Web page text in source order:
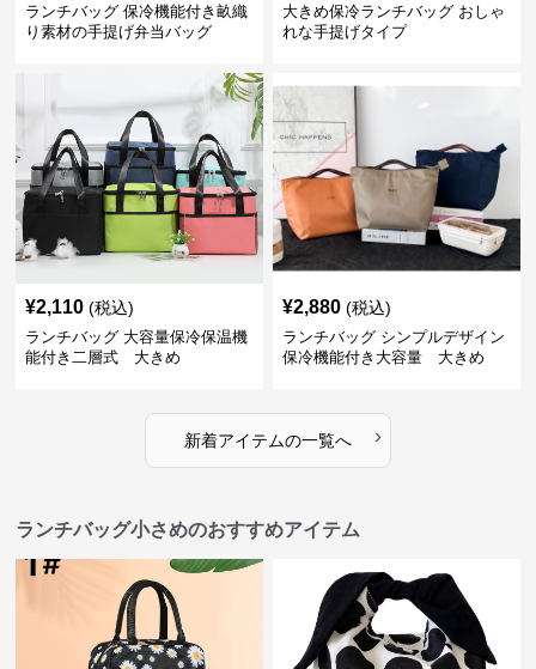
ランチバッグ 保冷機能付き畝織
り素材の手提げ弁当バッグ
大きめ保冷ランチバッグ おしゃ
れな手提げタイプ
¥2,110 (税込)
ランチバッグ 大容量保冷保温機
能付き二層式 大きめ
¥2,880 (税込)
ランチバッグ シンプルデザイン
保冷機能付き大容量 大きめ
新着アイテムの一覧へ ›
ランチバッグ小さめのおすすめアイテム